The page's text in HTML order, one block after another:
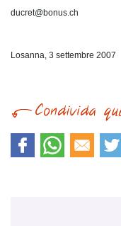
ducret@bonus.ch
Losanna, 3 settembre 2007